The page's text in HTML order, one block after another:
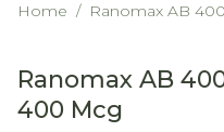
Home / Ranomax AB
Ranomax AB
400 Mcg